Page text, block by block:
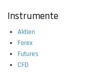
Instrumente
Aktien
Forex
Futures
CFD